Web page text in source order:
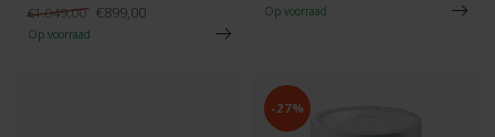
€1.049,00 €899,00
Op voorraad
Op voorraad
-27%